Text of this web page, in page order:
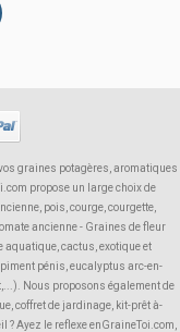
graines potagères, aromatiques
propose un large choix de
pois, courge, courgette,
ancienne - Graines de fleur
cactus, exotique et
pénis, eucalyptus arc-en-
Nous proposons également de
coffret de jardinage, kit-prêt à-
Ayez le reflexe enGraineToi.com,